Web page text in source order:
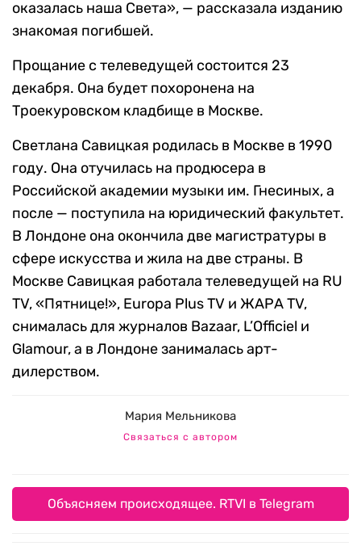
оказалась наша Света», — рассказала изданию
знакомая погибшей.
Прощание с телеведущей состоится 23
декабря. Она будет похоронена на
Троекуровском кладбище в Москве.
Светлана Савицкая родилась в Москве в 1990
году. Она отучилась на продюсера в
Российской академии музыки им. Гнесиных, а
после — поступила на юридический факультет.
В Лондоне она окончила две магистратуры в
сфере искусства и жила на две страны. В
Москве Савицкая работала телеведущей на RU
TV, «Пятнице!», Europa Plus TV и ЖАРА TV,
снималась для журналов Bazaar, L’Officiel и
Glamour, а в Лондоне занималась арт-
дилерством.
Мария Мельникова
Связаться с автором
Объясняем происходящее. RTVI в Telegram